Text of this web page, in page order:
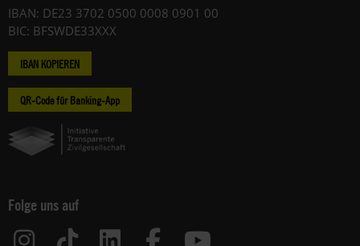
IBAN: DE23 3702 0500 0008 0901 00
BIC: BFSWDE33XXX
IBAN KOPIEREN
QR-Code für Banking-App
Folge uns auf